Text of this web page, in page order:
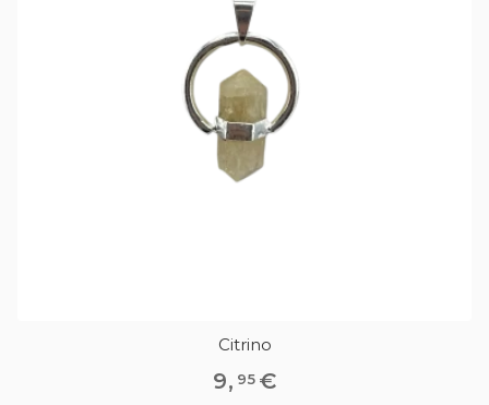
Citrino
9, 95 €